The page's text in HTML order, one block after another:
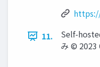
11.
Self-
み © 2023